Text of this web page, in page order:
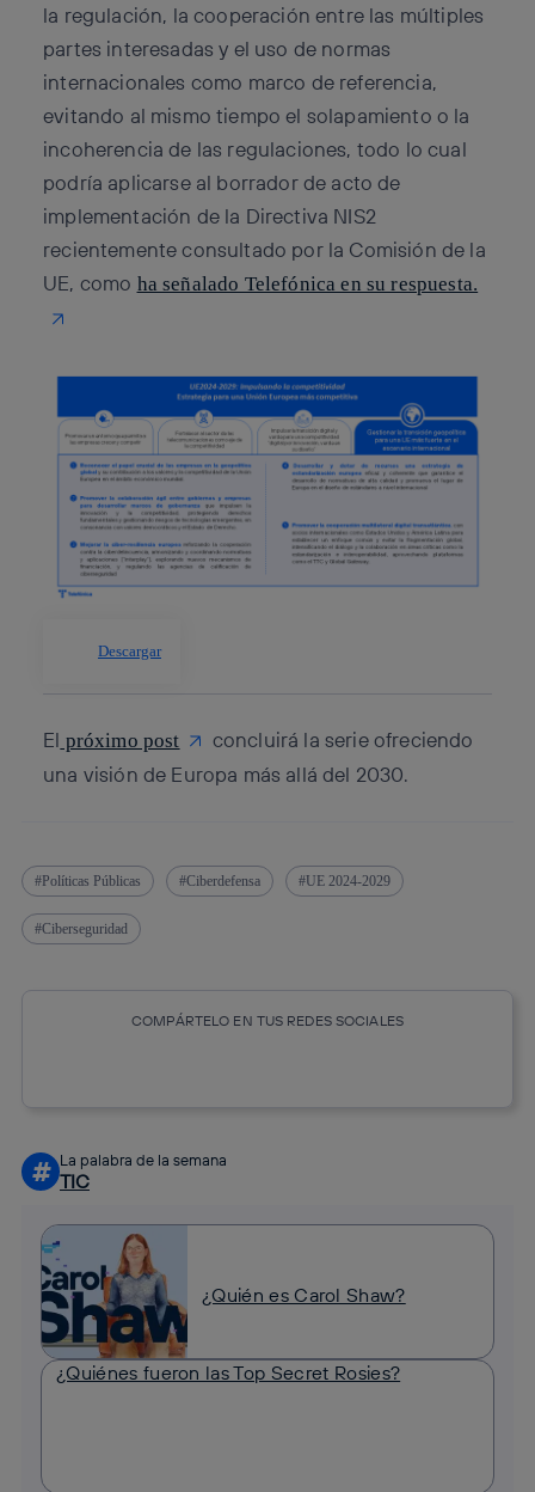
la regulación, la cooperación entre las múltiples
partes interesadas y el uso de normas
internacionales como marco de referencia,
evitando al mismo tiempo el solapamiento o la
incoherencia de las regulaciones, todo lo cual
podría aplicarse al borrador de acto de
implementación de la Directiva NIS2
recientemente consultado por la Comisión de la
UE, como ha señalado Telefónica en su respuesta.
Descargar
El próximo post
concluirá la serie ofreciendo
una visión de Europa más allá del 2030.
Políticas Públicas Ciberdefensa UE 2024-2029
Ciberseguridad
COMPÁRTELO EN TUS REDES SOCIALES
# La palabra de la semana
TIC
¿Quién es Carol Shaw?
¿Quiénes fueron las Top Secret Rosies?